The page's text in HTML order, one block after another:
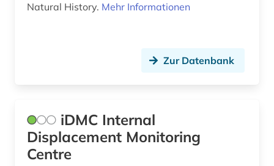
Natural History. Mehr Informationen
Zur Datenbank
iDMC Internal
Displacement Monitoring
Centre